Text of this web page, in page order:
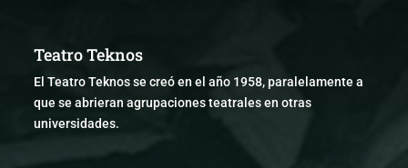
Teatro Teknos
El Teatro Teknos se creó en el año 1958, paralelamente a
que se abrieran agrupaciones teatrales en otras
universidades.